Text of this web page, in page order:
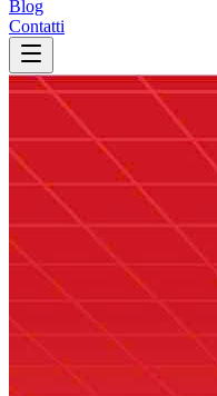
Blog
Contatti